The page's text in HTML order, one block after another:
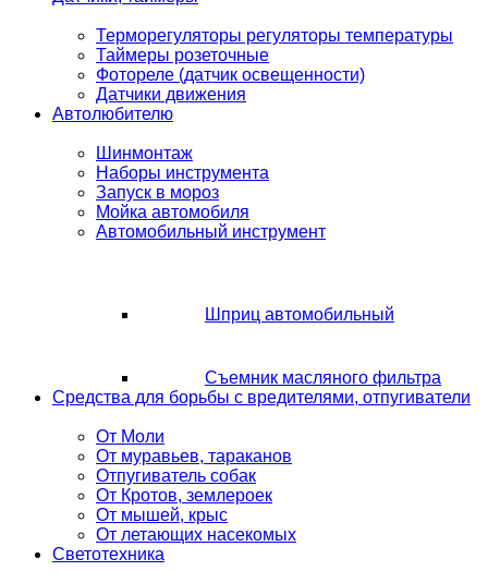
Терморегуляторы регуляторы температуры
Таймеры розеточные
Фотореле (датчик освещенности)
Датчики движения
Автолюбителю
Шинмонтаж
Наборы инструмента
Запуск в мороз
Мойка автомобиля
Автомобильный инструмент
Шприц автомобильный
Съемник масляного фильтра
Средства для борьбы с вредителями, отпугиватели
От Моли
От муравьев, тараканов
Отпугиватель собак
От Кротов, землероек
От мышей, крыс
От летающих насекомых
Светотехника